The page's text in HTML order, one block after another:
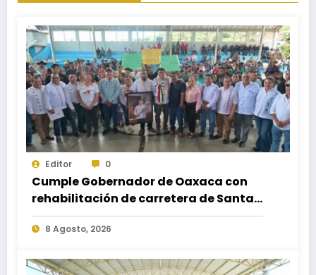
Editor 0
Cumple Gobernador de Oaxaca con
rehabilitación de carretera de Santa
María Ecatepec
8 Agosto, 2026